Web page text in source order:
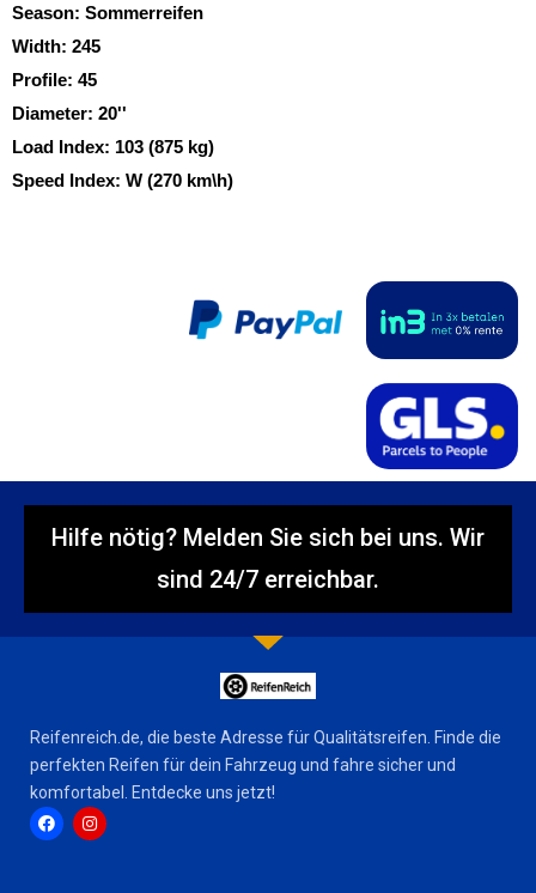
Season: Sommerreifen
Width: 245
Profile: 45
Diameter: 20''
Load Index: 103 (875 kg)
Speed Index: W (270 km\h)
Hilfe nötig? Melden Sie sich bei uns. Wir
sind 24/7 erreichbar.
Reifenreich.de, die beste Adresse für Qualitätsreifen. Finde die
perfekten Reifen für dein Fahrzeug und fahre sicher und
komfortabel. Entdecke uns jetzt!